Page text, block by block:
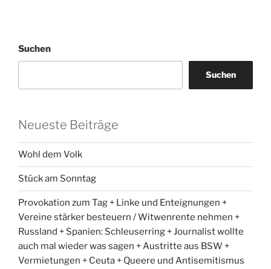
Suchen
Suchen
Neueste Beiträge
Wohl dem Volk
Stück am Sonntag
Provokation zum Tag + Linke und Enteignungen +
Vereine stärker besteuern / Witwenrente nehmen +
Russland + Spanien: Schleuserring + Journalist wollte
auch mal wieder was sagen + Austritte aus BSW +
Vermietungen + Ceuta + Queere und Antisemitismus